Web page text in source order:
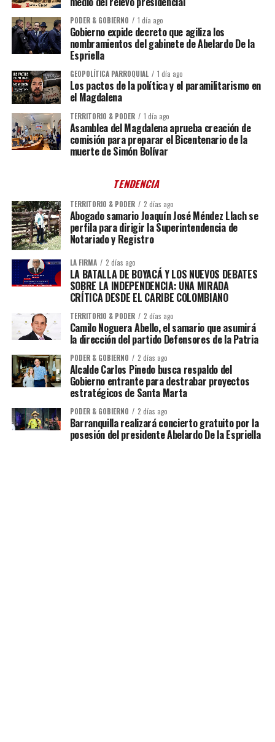
PODER & GOBIERNO 1 día ago
Gobierno expide decreto que agiliza los
nombramientos del gabinete de Abelardo De la
Espriella
GEOPOLÍTICA PARROQUIAL 1 día ago
Los pactos de la política y el paramilitarismo en
el Magdalena
TERRITORIO & PODER 1 día ago
Asamblea del Magdalena aprueba creación de
comisión para preparar el Bicentenario de la
muerte de Simón Bolívar
TENDENCIA
TERRITORIO & PODER 2 días ago
Abogado samario Joaquín José Méndez Llach se
perfila para dirigir la Superintendencia de
Notariado y Registro
LA FIRMA 2 días ago
LA BATALLA DE BOYACÁ Y LOS NUEVOS DEBATES
SOBRE LA INDEPENDENCIA: UNA MIRADA
CRÍTICA DESDE EL CARIBE COLOMBIANO
TERRITORIO & PODER 2 días ago
Camilo Noguera Abello, el samario que asumirá
la dirección del partido Defensores de la Patria
PODER & GOBIERNO 2 días ago
Alcalde Carlos Pinedo busca respaldo del
Gobierno entrante para destrabar proyectos
estratégicos de Santa Marta
PODER & GOBIERNO 2 días ago
Barranquilla realizará concierto gratuito por la
posesión del presidente Abelardo De la Espriella